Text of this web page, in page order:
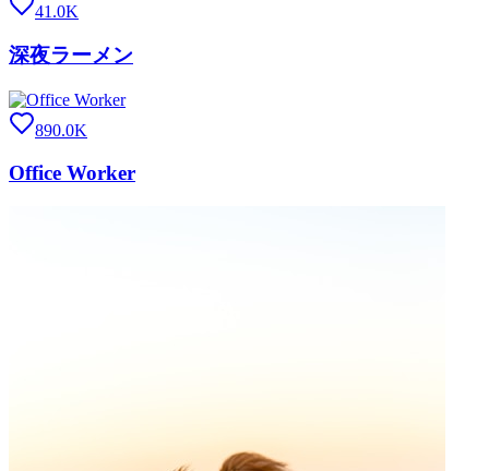
41.0K
深夜ラーメン
890.0K
Office Worker